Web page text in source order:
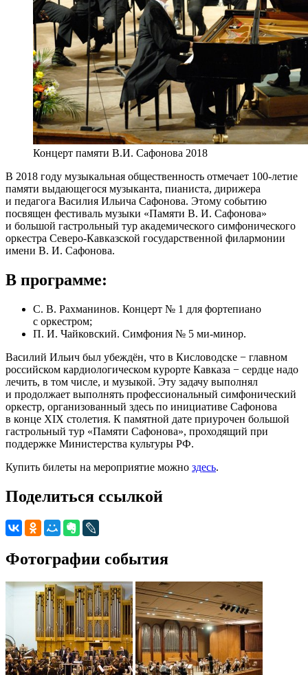
Концерт памяти В.И. Сафонова 2018
В 2018 году музыкальная общественность отмечает 100-летие
памяти выдающегося музыканта, пианиста, дирижера
и педагога Василия Ильича Сафонова. Этому событию
посвящен фестиваль музыки «Памяти В. И. Сафонова»
и большой гастрольный тур академического симфонического
оркестра Северо-Кавказской государственной филармонии
имени В. И. Сафонова.
В программе:
С. В. Рахманинов. Концерт № 1 для фортепиано
с оркестром;
П. И. Чайковский. Симфония № 5 ми-минор.
Василий Ильич был убеждён, что в Кисловодске − главном
российском кардиологическом курорте Кавказа − сердце надо
лечить, в том числе, и музыкой. Эту задачу выполнял
и продолжает выполнять профессиональный симфонический
оркестр, организованный здесь по инициативе Сафонова
в конце XIX столетия. К памятной дате приурочен большой
гастрольный тур «Памяти Сафонова», проходящий при
поддержке Министерства культуры РФ.
Купить билеты на мероприятие можно здесь.
Поделиться ссылкой
Фотографии события